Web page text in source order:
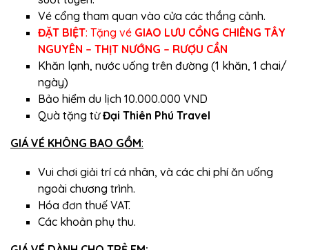
Vé cổng tham quan vào cửa các thắng cảnh.
ĐẶT BIỆT: Tặng vé GIAO LƯU CỒNG CHIÊNG TÂY
NGUYÊN – THỊT NƯỚNG – RƯỢU CẦN
Khăn lạnh, nước uống trên đường (1 khăn, 1 chai/
ngày)
Bảo hiểm du lịch 10.000.000 VND
Quà tặng từĐại Thiên Phú Travel
GIÁ VÉ KHÔNG BAO GỒM:
Vui chơi giải trí cá nhân, và các chi phí ăn uống
ngoài chương trình.
Hóa đơn thuế VAT.
Các khoản phụ thu.